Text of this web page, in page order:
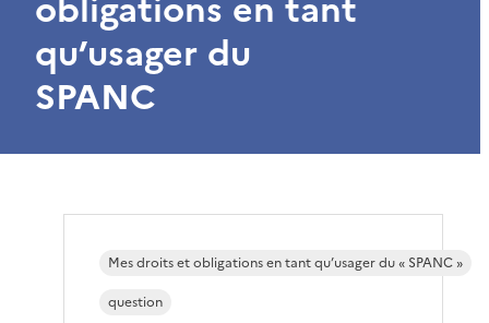
qu’usager du
SPANC
Mes droits et obligations en tant qu’usager du « SPANC »
question